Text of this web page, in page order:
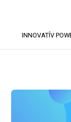
INNOVATÍV